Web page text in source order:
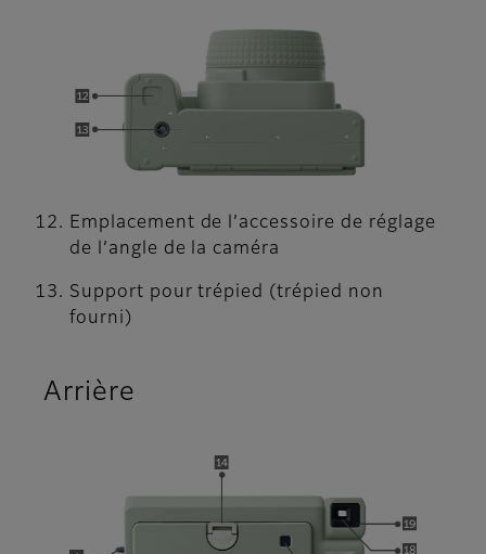
Emplacement de l’accessoire de réglage
de l’angle de la caméra
Support pour trépied (trépied non
fourni)
Arrière